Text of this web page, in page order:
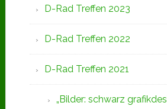
D-Rad Treffen 2023
D-Rad Treffen 2022
D-Rad Treffen 2021
„Bilder: schwarz